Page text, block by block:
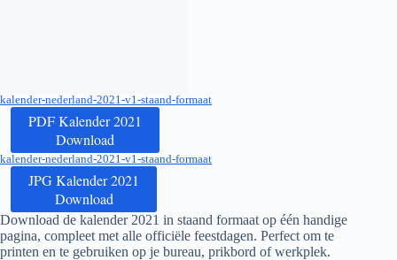
kalender-nederland-2021-v1-staand-formaat
PDF Kalender 2021
Download
kalender-nederland-2021-v1-staand-formaat
JPG Kalender 2021
Download
Download de kalender 2021 in staand formaat op één handige
pagina, compleet met alle officiële feestdagen. Perfect om te
printen en te gebruiken op je bureau, prikbord of werkplek.